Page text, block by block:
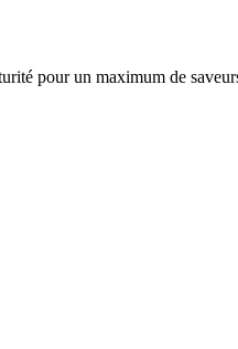
pour un maximum de